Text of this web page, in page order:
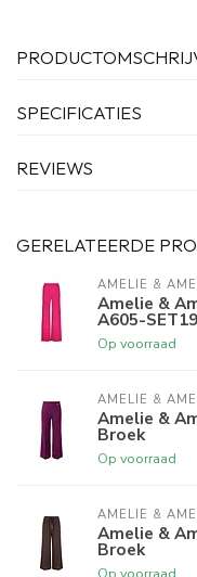
SPECIFICATIES
REVIEWS
GERELATEERDE
AMELIE &
Amelie &
A605-
Op voorraad
AMELIE &
Amelie &
Broek
Op voorraad
AMELIE &
Amelie &
Broek